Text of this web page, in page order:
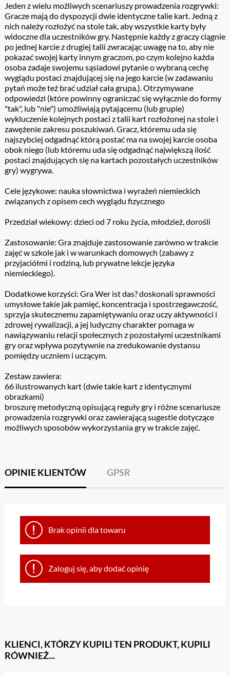
Jeden z wielu możliwych scenariuszy prowadzenia rozgrywki:
Gracze mają do dyspozycji dwie identyczne talie kart. Jedną z
nich należy rozłożyć na stole tak, aby wszystkie karty były
widoczne dla uczestników gry. Następnie każdy z graczy ciągnie
po jednej karcie z drugiej talii zwracając uwagę na to, aby nie
pokazać swojej karty innym graczom, po czym kolejno każda
osoba zadaje swojemu sąsiadowi pytanie o wybraną cechę
wyglądu postaci znajdującej się na jego karcie (w zadawaniu
pytań może też brać udział cała grupa.). Otrzymywane
odpowiedzi (które powinny ograniczać się wyłącznie do formy
"tak", lub "nie") umożliwiają pytającemu (lub grupie)
wykluczenie kolejnych postaci z talii kart rozłożonej na stole i
zawężenie zakresu poszukiwań. Gracz, któremu uda się
najszybciej odgadnąć którą postać ma na swojej karcie osoba
obok niego (lub któremu uda się odgadnąć największą ilość
postaci znajdujących się na kartach pozostałych uczestników
gry) wygrywa.
Cele językowe: nauka słownictwa i wyrażeń niemieckich
związanych z opisem cech wyglądu fizycznego
Przedział wiekowy: dzieci od 7 roku życia, młodzież, dorośli
Zastosowanie: Gra znajduje zastosowanie zarówno w trakcie
zajęć w szkole jak i w warunkach domowych (zabawy z
przyjaciółmi i rodziną, lub prywatne lekcje języka
niemieckiego).
Dodatkowe korzyści: Gra Wer ist das? doskonali sprawności
umysłowe takie jak pamięć, koncentracja i spostrzegawczość,
sprzyja skutecznemu zapamiętywaniu oraz uczy aktywności i
zdrowej rywalizacji, a jej ludyczny charakter pomaga w
nawiązywaniu relacji społecznych z pozostałymi uczestnikami
gry oraz wpływa pozytywnie na zredukowanie dystansu
pomiędzy uczniem i uczącym.
Zestaw zawiera:
66 ilustrowanych kart (dwie takie kart z identycznymi
obrazkami)
broszurę metodyczną opisującą reguły gry i różne scenariusze
prowadzenia rozgrywki oraz zawierającą sugestie dotyczące
możliwych sposobów wykorzystania gry w trakcie zajęć.
OPINIE KLIENTÓW GPSR
Brak opinii dla towaru
Zaloguj się, aby dodać opinię
KLIENCI, KTÓRZY KUPILI TEN PRODUKT, KUPILI
RÓWNIEŻ...